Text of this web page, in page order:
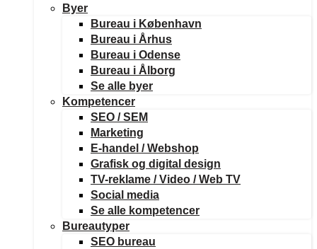
Byer
Bureau i København
Bureau i Århus
Bureau i Odense
Bureau i Ålborg
Se alle byer
Kompetencer
SEO / SEM
Marketing
E-handel / Webshop
Grafisk og digital design
TV-reklame / Video / Web TV
Social media
Se alle kompetencer
Bureautyper
SEO bureau